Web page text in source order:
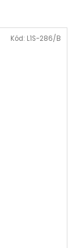
Kód: L1S-286/B